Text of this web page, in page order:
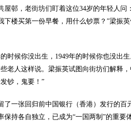
屋邨，老街坊们盯着这位34岁的年轻人问
下楼买第一份早餐，用什么钞票？”梁振
时候你没出生，1949年的时候你也没出
老人这样说。梁振英试图向街坊们解释
钞，鬼要！”
了一张回归前中国银行（香港）发行的百
保持各自独立，已成为“一国两制”的重要